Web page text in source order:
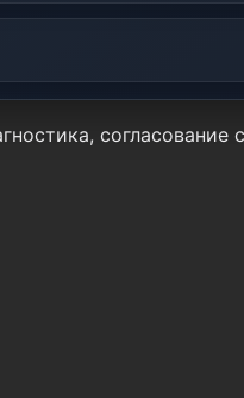
согласование